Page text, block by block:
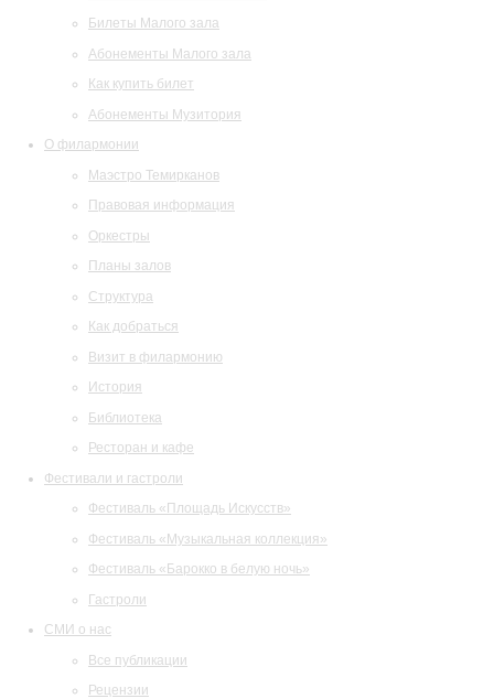
Билеты Малого зала
Абонементы Малого зала
Как купить билет
Абонементы Музитория
О филармонии
Маэстро Темирканов
Правовая информация
Оркестры
Планы залов
Структура
Как добраться
Визит в филармонию
История
Библиотека
Ресторан и кафе
Фестивали и гастроли
Фестиваль «Площадь Искусств»
Фестиваль «Музыкальная коллекция»
Фестиваль «Барокко в белую ночь»
Гастроли
СМИ о нас
Все публикации
Рецензии